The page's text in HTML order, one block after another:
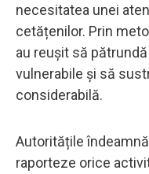
necesitatea unei
cetățenilor. Prin
au reușit să
vulnerabile și să
considerabilă.
Autoritățile
raporteze orice